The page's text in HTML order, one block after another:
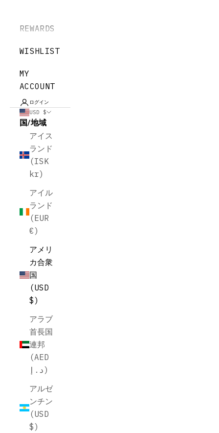
REWARDS
WISHLIST
MY
ACCOUNT
ログイン
USD $
国/地域
アイス
ランド
(ISK
kr)
アイル
ランド
(EUR
€)
アメリ
カ合衆
国
(USD
$)
アラブ
首長国
連邦
(AED
د.إ)
アルゼ
ンチン
(USD
$)